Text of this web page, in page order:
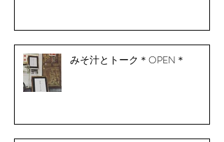
みそ汁とトーク＊OPEN＊